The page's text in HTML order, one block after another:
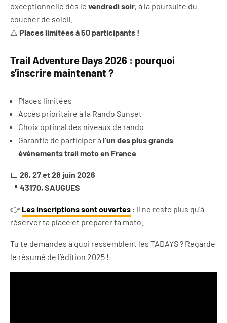
exceptionnelle dès le vendredi soir, à la poursuite du
coucher de soleil.
⚠️ Places limitées à 50 participants !
Trail Adventure Days 2026 : pourquoi
s’inscrire maintenant ?
Places limitées
Accès prioritaire à la Rando Sunset
Choix optimal des niveaux de rando
Garantie de participer à l’un des plus grands
événements trail moto en France
📅 26, 27 et 28 juin 2026
📍 43170, SAUGUES
👉 Les inscriptions sont ouvertes : il ne reste plus qu’à
réserver ta place et préparer ta moto.
Tu te demandes à quoi ressemblent les TADAYS ? Regarde
le résumé de l’édition 2025 !